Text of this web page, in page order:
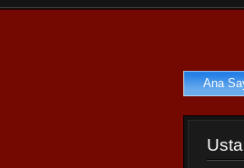
Ana
Ana